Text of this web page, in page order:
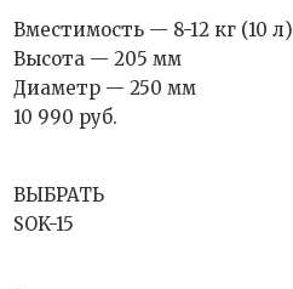
Вместимость — 8-12 кг (10 л)
Высота — 205 мм
Диаметр — 250 мм
10 990 руб.
ВЫБРАТЬ
SOK-15